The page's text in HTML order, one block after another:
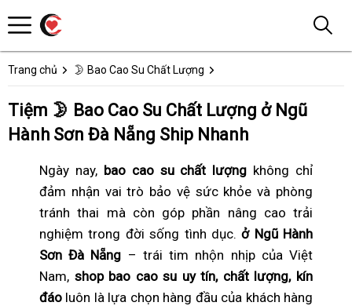
Trang chủ 🌛 Bao Cao Su Chất Lượng
Tiệm 🌛 Bao Cao Su Chất Lượng ở Ngũ
Hành Sơn Đà Nẵng Ship Nhanh
Ngày nay, bao cao su chất lượng không chỉ
đảm nhận vai trò bảo vệ sức khỏe và phòng
tránh thai mà còn góp phần nâng cao trải
nghiệm trong đời sống tình dục. ở Ngũ Hành
Sơn Đà Nẵng – trái tim nhộn nhịp của Việt
Nam, shop bao cao su uy tín, chất lượng, kín
đáo luôn là lựa chọn hàng đầu của khách hàng